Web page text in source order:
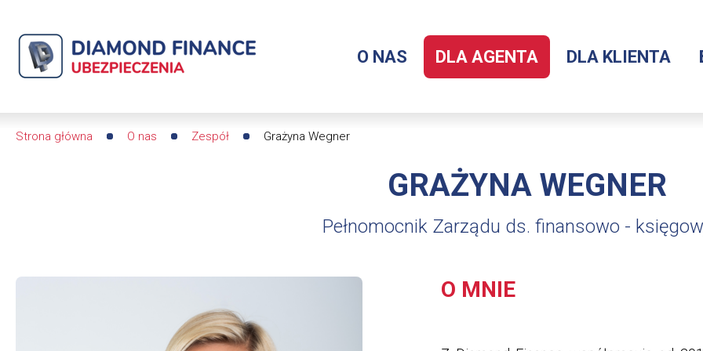
Grażyna
Wegner
Diamond
Menu
O NAS DLA AGENTA DLA KLIENTA
Strona główna O nas Zespół Grażyna Wegner
GRAŻYNA WEGNER
Pełnomocnik Zarządu ds. finansowo -
O MNIE